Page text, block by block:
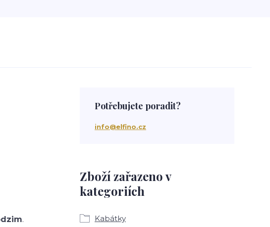
.
Zboží zařazeno v
kategoriích
Kabátky
Potřebujete poradit?
info@elfino.cz